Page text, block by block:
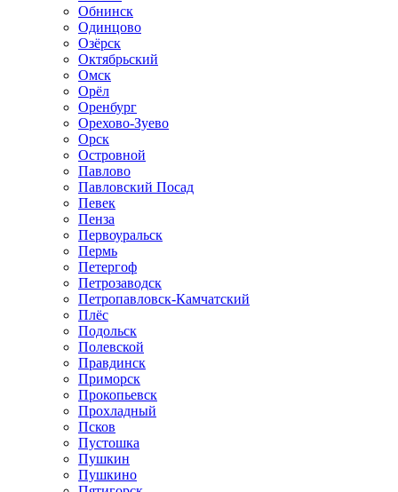
Обнинск
Одинцово
Озёрск
Октябрьский
Омск
Орёл
Оренбург
Орехово-Зуево
Орск
Островной
Павлово
Павловский Посад
Певек
Пенза
Первоуральск
Пермь
Петергоф
Петрозаводск
Петропавловск-Камчатский
Плёс
Подольск
Полевской
Правдинск
Приморск
Прокопьевск
Прохладный
Псков
Пустошка
Пушкин
Пушкино